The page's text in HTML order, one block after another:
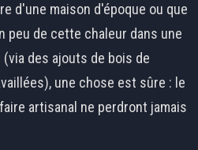
d'une maison d'époque ou que
peu de cette chaleur dans une
des ajouts de bois de
une chose est sûre : le
artisanal ne perdront jamais